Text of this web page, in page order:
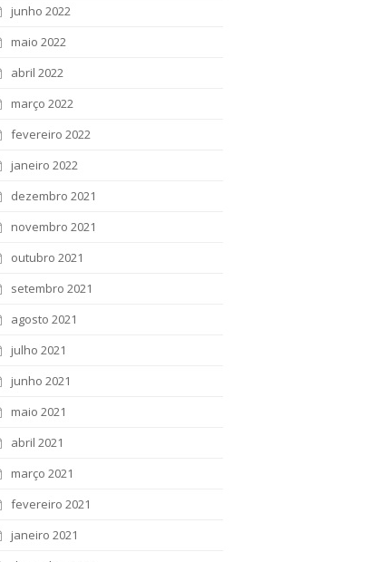
junho 2022
maio 2022
abril 2022
março 2022
fevereiro 2022
janeiro 2022
dezembro 2021
novembro 2021
outubro 2021
setembro 2021
agosto 2021
julho 2021
junho 2021
maio 2021
abril 2021
março 2021
fevereiro 2021
janeiro 2021